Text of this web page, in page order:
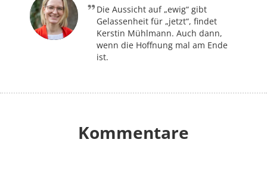
Die Aussicht auf „ewig“ gibt
Gelassenheit für „jetzt“, findet
Kerstin Mühlmann. Auch dann,
wenn die Hoffnung mal am Ende
ist.
Kommentare